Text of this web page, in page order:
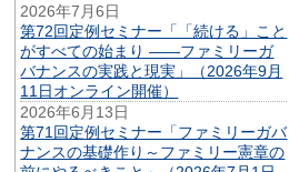
2026年7月6日
第72回定例セミナー「「続ける」こと
がすべての始まり ——ファミリーガ
バナンスの実践と現実」（2026年9月
11日オンライン開催）
2026年6月13日
第71回定例セミナー「ファミリーガバ
ナンスの基礎作り～ファミリー憲章の